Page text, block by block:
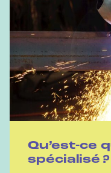
Qu’est-ce
spécialisé ?